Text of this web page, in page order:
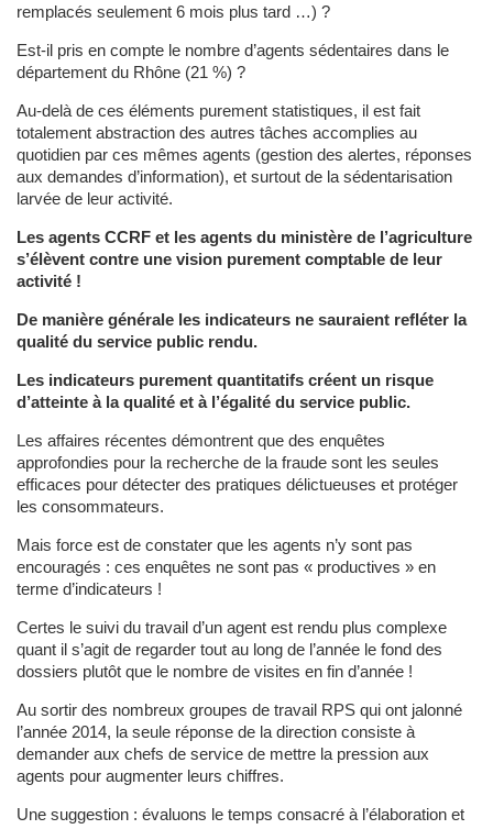
remplacés seulement 6 mois plus tard …) ?
Est-il pris en compte le nombre d’agents sédentaires dans le
département du Rhône (21 %) ?
Au-delà de ces éléments purement statistiques, il est fait
totalement abstraction des autres tâches accomplies au
quotidien par ces mêmes agents (gestion des alertes, réponses
aux demandes d’information), et surtout de la sédentarisation
larvée de leur activité.
Les agents CCRF et les agents du ministère de l’agriculture
s’élèvent contre une vision purement comptable de leur
activité !
De manière générale les indicateurs ne sauraient refléter la
qualité du service public rendu.
Les indicateurs purement quantitatifs créent un risque
d’atteinte à la qualité et à l’égalité du service public.
Les affaires récentes démontrent que des enquêtes
approfondies pour la recherche de la fraude sont les seules
efficaces pour détecter des pratiques délictueuses et protéger
les consommateurs.
Mais force est de constater que les agents n’y sont pas
encouragés : ces enquêtes ne sont pas « productives » en
terme d’indicateurs !
Certes le suivi du travail d’un agent est rendu plus complexe
quant il s’agit de regarder tout au long de l’année le fond des
dossiers plutôt que le nombre de visites en fin d’année !
Au sortir des nombreux groupes de travail RPS qui ont jalonné
l’année 2014, la seule réponse de la direction consiste à
demander aux chefs de service de mettre la pression aux
agents pour augmenter leurs chiffres.
Une suggestion : évaluons le temps consacré à l’élaboration et